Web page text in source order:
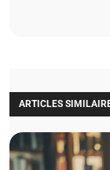
ARTICLES